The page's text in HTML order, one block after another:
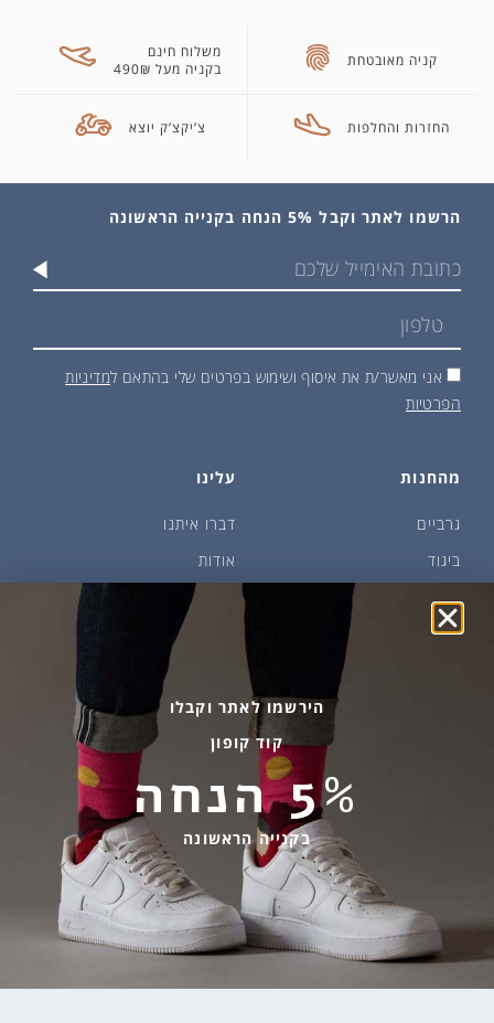
קניה מאובטחת
משלוח חינם
בקניה מעל 490₪
החזרות והחלפות צ’יקצ’ק יוצא
מהחנות
גרביים
ביגוד
שמן זית ודבש
פקעות ובצלים
עלינו
דברו איתנו
אודות
איפה קונים?
הבלוג של יודפת
החלפות והחזרות
אספקה ומשלוחים
הצהרת נגישות
מדיניות פרטיות
שירות לקוחות
בהודעות ווטסאפ בלבד
058-7477780
contact@yodfat.shop
ימים א׳-ה׳,9:00-13:00
הרשמו לאתר וקבל 5% הנחה בקנייה הראשונה
אני מאשר/ת את איסוף ושימוש בפרטים שלי בהתאם למדיניות
הפרטיות
הירשמו לאתר וקבלו
קוד קופון
5% הנחה
בקנייה הראשונה